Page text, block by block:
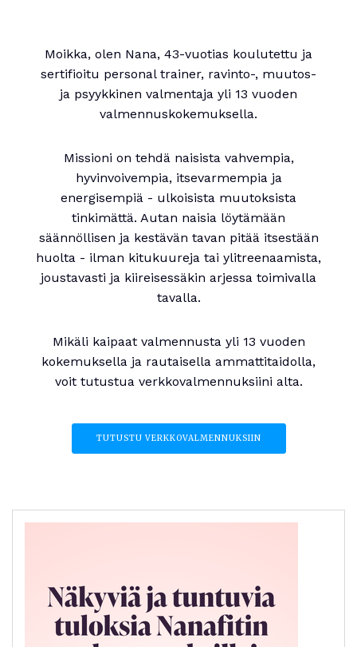
Moikka, olen Nana, 43-vuotias koulutettu ja
sertifioitu personal trainer, ravinto-, muutos-
ja psyykkinen valmentaja yli 13 vuoden
valmennuskokemuksella.
Missioni on tehdä naisista vahvempia,
hyvinvoivempia, itsevarmempia ja
energisempiä - ulkoisista muutoksista
tinkimättä. Autan naisia löytämään
säännöllisen ja kestävän tavan pitää itsestään
huolta - ilman kitukuureja tai ylitreenaamista,
joustavasti ja kiireisessäkin arjessa toimivalla
tavalla.
Mikäli kaipaat valmennusta yli 13 vuoden
kokemuksella ja rautaisella ammattitaidolla,
voit tutustua verkkovalmennuksiini alta.
TUTUSTU VERKKOVALMENNUKSIIN